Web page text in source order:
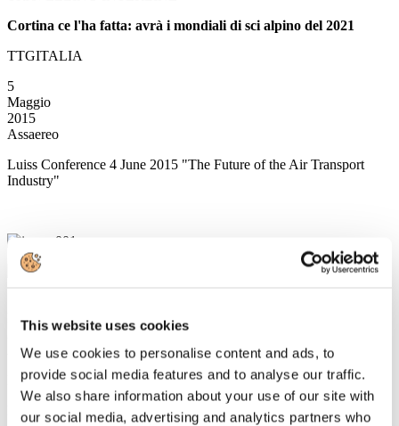
This website uses cookies
We use cookies to personalise content and ads, to
provide social media features and to analyse our traffic.
We also share information about your use of our site with
our social media, advertising and analytics partners who
Cortina ce l'ha fatta: avrà i mondiali di sci alpino del 2021
TTGITALIA
5
Maggio
2015
Assaereo
Luiss Conference 4 June 2015 "The Future of the Air Transport
Industry"
Maggio
2015
Associazione Italiana Confindustria Alberghi
Newsletter N. 78 del 05/05/2015
Rassegna Stampa